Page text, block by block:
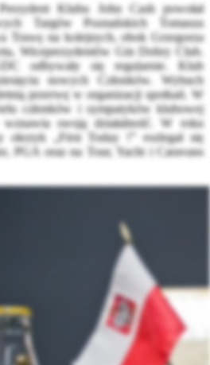
Klubu John Cash powołał
Targów Poznańskich Tomasza
Trawę na kolejnych, obok Grzegorza
Wiceprezydentów Gin Dobry Club.
odbywały się regularnie. Klub
nowych
Członków. Wybuch
przerwę w organizacji spotkań. W
członków i sympatyków klubowej
swoją działalność. W roku
okrzyk „First Today !” rozlegał się
PGA oraz na Tour, Yacht i Caravans